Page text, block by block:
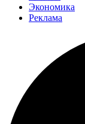
Экономика
Реклама